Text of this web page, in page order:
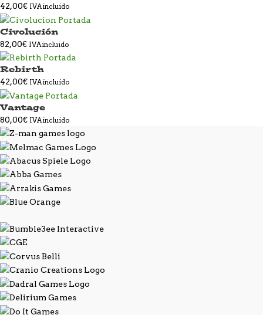
42,00€ IVA incluido
Civolución
82,00€ IVA incluido
Rebirth
42,00€ IVA incluido
Vantage
80,00€ IVA incluido